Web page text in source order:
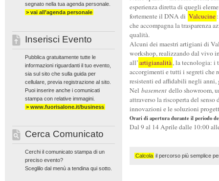
segnato nella tua agenda personale.
> vai all’agenda personale
Inserisci Evento
Pubblica gratuitamente tutte le
informazioni riguardanti il tuo evento,
sia sul sito che sulla guida per
cellulare, previa registrazione al sito.
Puoi inserire anche i comunicati
stampa con relative immagini.
> www.fuorisalone.it/business
Cerca Comunicato
Cerchi il comunicato stampa di un
preciso evento?
Sceglilo dal menù a tendina qui sotto.
esperienza diretta di quegli
fortemente il DNA di Valcucine
che accompagna la trasparenza
qualità.
Alcuni dei maestri artigiani di
workshop, realizzando dal vivo
all’artigianalità, la tecnologia: i
accorgimenti e tutti i segreti che
resistenti ed affidabili negli anni,
Nel basement dello showroom,
attraverso la riscoperta del
innovazioni e le soluzioni
Orari di apertura durante il periodo
Dal 9 al 14 Aprile dalle 10:00
Calcola il percorso più semplice